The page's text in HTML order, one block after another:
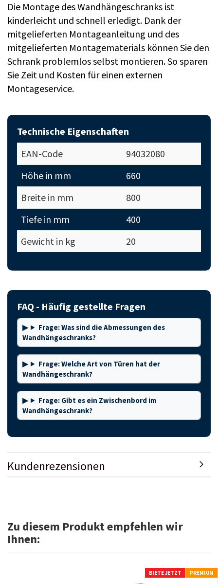
Die Montage des Wandhängeschranks ist
kinderleicht und schnell erledigt. Dank der
mitgelieferten Montageanleitung und des
mitgelieferten Montagematerials können Sie den
Schrank problemlos selbst montieren. So sparen
Sie Zeit und Kosten für einen externen
Montageservice.
Technische Eigenschaften
EAN-Code
94032080
Höhe in mm
660
Breite in mm
800
Tiefe in mm
400
Gewicht in kg
20
FAQ - Häufig gestellte Fragen
Frage: Was sind die Abmessungen des
Wandhängeschranks?
Frage: Welche Art von Türen hat der
Wandhängeschrank?
Frage: Gibt es ein Zwischenbord im
Wandhängeschrank?
Kundenrezensionen
Zu diesem Produkt empfehlen wir
Ihnen:
BIETE JETZT PREMIUM